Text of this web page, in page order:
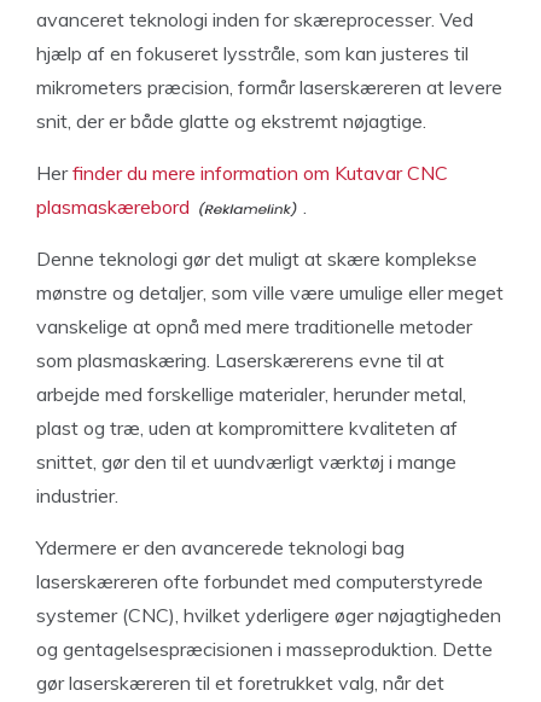
avanceret teknologi inden for skæreprocesser. Ved
hjælp af en fokuseret lysstråle, som kan justeres til
mikrometers præcision, formår laserskæreren at levere
snit, der er både glatte og ekstremt nøjagtige.
Herfinder du mere information om Kutavar CNC
plasmaskærebord
.
Denne teknologi gør det muligt at skære komplekse
mønstre og detaljer, som ville være umulige eller meget
vanskelige at opnå med mere traditionelle metoder
som plasmaskæring. Laserskærerens evne til at
arbejde med forskellige materialer, herunder metal,
plast og træ, uden at kompromittere kvaliteten af
snittet, gør den til et uundværligt værktøj i mange
industrier.
Ydermere er den avancerede teknologi bag
laserskæreren ofte forbundet med computerstyrede
systemer (CNC), hvilket yderligere øger nøjagtigheden
og gentagelsespræcisionen i masseproduktion. Dette
gør laserskæreren til et foretrukket valg, når det